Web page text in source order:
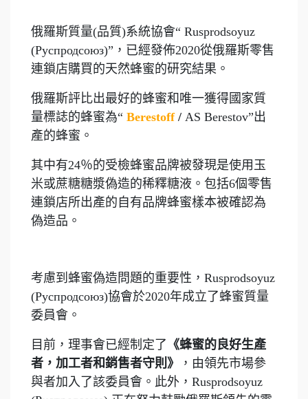
俄羅斯質量(品質)系統協會“ Rusprodsoyuz
(Руспродсоюз)”，已經發佈2020從俄羅斯零售
連鎖店購買的天然蜂蜜的研究結果。
俄羅斯評比出最好的蜂蜜和唯一獲得國家質
量標誌的蜂蜜為“ Berestoff / AS Berestov”出
產的蜂蜜。
其中有24％的受檢蜂蜜品牌被發現是使用玉
米或蔗糖糖漿偽造的稀釋糖液。包括6個零售
連鎖店所出產的自有品牌蜂蜜樣本被確認為
偽造品。
考慮到蜂蜜偽造問題的重要性，Rusprodsoyuz
(Руспродсоюз)協會於2020年成立了蜂蜜質量
委員會。
目前，理事會已經制定了 《蜂蜜的良好生產
者，加工者和銷售者守則》
，由領先市場參
與者加入了該委員會。此外，Rusprodsoyuz